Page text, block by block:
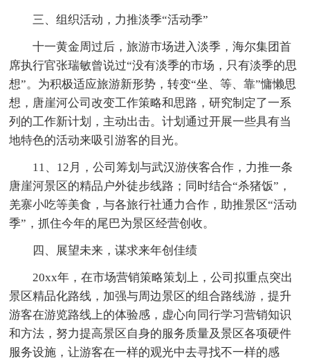
三、组织活动，力推淡季“活动季”
十一黄金周过后，旅游市场进入淡季，海尔集团首
席执行官张瑞敏曾说过“没有淡季的市场，只有淡季的思
想”。为积极适应旅游新形势，转变“坐、等、靠”慵懒思
想，唐崖河公司改变工作策略和思路，研究制定了一系
列的工作新计划，主动出击。计划通过开展一些具有当
地特色的活动来吸引游客的目光。
11、12月，公司筹划与武汉游侠客合作，力推一条
唐崖河景区的精品户外徒步线路；同时结合“杀猪饭”，
羌寨小吃等美食，与各旅行社通力合作，助推景区“活动
季”，抓住今年的尾巴为景区经营创收。
四、展望未来，谋求来年创佳绩
20xx年，在市场营销策略策划上，公司拟重点突出
景区精品化路线，加强与周边景区的组合路线游，提升
游客在游览路线上的体验感，虚心向同行学习营销知识
和方法，努力提高景区自身的服务质量及景区各项硬件
服务设施，让游客在一样的观光中去寻找不一样的感